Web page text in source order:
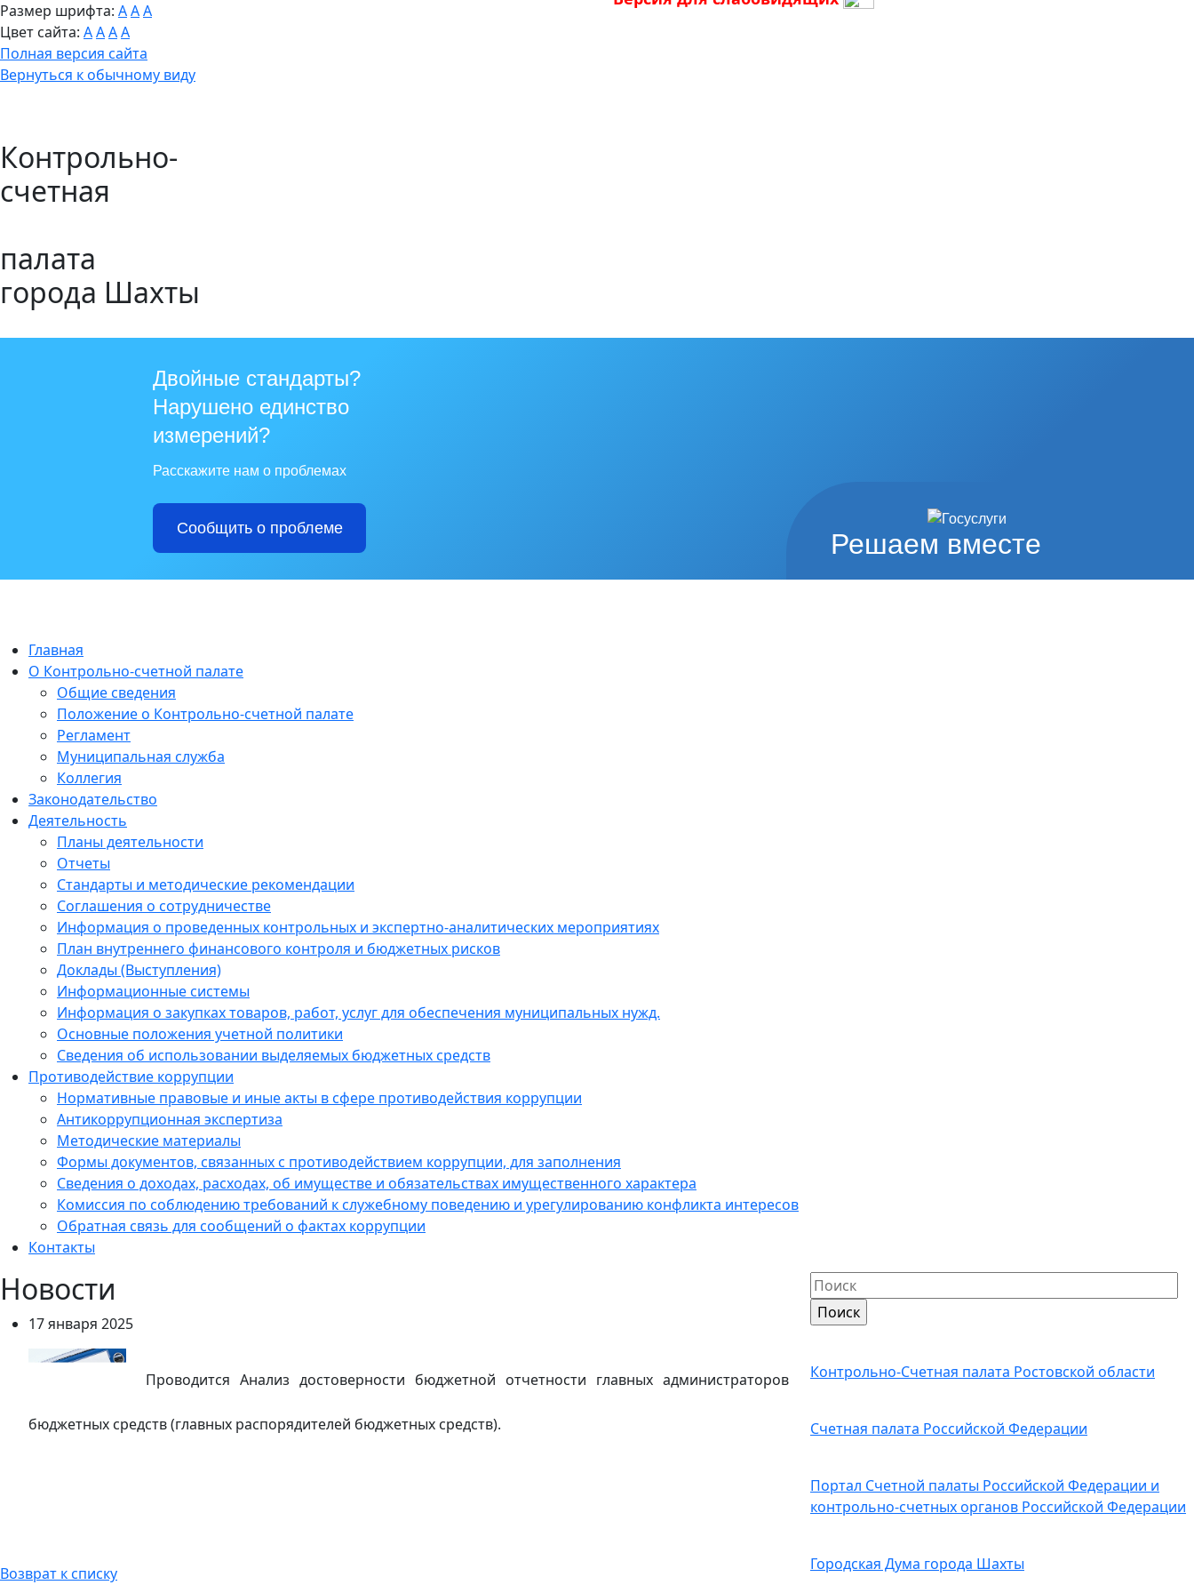
Размер шрифта: AAA
Цвет сайта: AAAA
Полная версия сайта
Вернуться к обычному виду
Контрольно-
счетная
палата
города Шахты
Решаем вместе
Двойные стандарты?
Нарушено единство
измерений?
Расскажите нам о проблемах
Сообщить о проблеме
Главная
О Контрольно-счетной палате
Общие сведения
Положение о Контрольно-счетной палате
Регламент
Муниципальная служба
Коллегия
Законодательство
Деятельность
Планы деятельности
Отчеты
Стандарты и методические рекомендации
Соглашения о сотрудничестве
Информация о проведенных контрольных и экспертно-аналитических мероприятиях
План внутреннего финансового контроля и бюджетных рисков
Доклады (Выступления)
Информационные системы
Информация о закупках товаров, работ, услуг для обеспечения муниципальных нужд.
Основные положения учетной политики
Сведения об использовании выделяемых бюджетных средств
Противодействие коррупции
Нормативные правовые и иные акты в сфере противодействия коррупции
Антикоррупционная экспертиза
Методические материалы
Формы документов, связанных с противодействием коррупции, для заполнения
Сведения о доходах, расходах, об имуществе и обязательствах имущественного характера
Комиссия по соблюдению требований к служебному поведению и урегулированию конфликта интересов
Обратная связь для сообщений о фактах коррупции
Контакты
Новости
17 января 2025
Проводится Анализ достоверности бюджетной отчетности главных администраторов
бюджетных средств (главных распорядителей бюджетных средств).
Возврат к списку
Контрольно-Счетная палата Ростовской области
Счетная палата Российской Федерации
Портал Счетной палаты Российской Федерации и
контрольно-счетных органов Российской Федерации
Городская Дума города Шахты